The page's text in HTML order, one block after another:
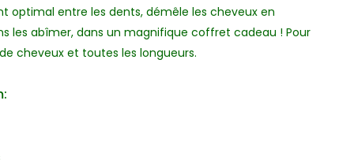
S'inscrire
S'inscrire
optimal entre les dents, démêle les cheveux en
les abîmer, dans un magnifique coffret cadeau ! Pour
cheveux et toutes les longueurs.